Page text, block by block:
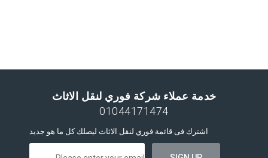
خدمة عملاء شركة فوري لنقل الاثاث
01044171474
اشترك فى قائمة فوري لنقل الاثاث ليصلك كل ما هو جديد